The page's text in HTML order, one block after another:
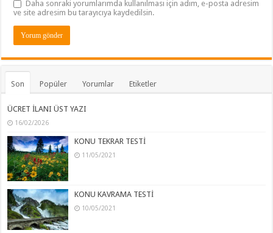
Daha sonraki yorumlarımda kullanılması için adım, e-posta adresim
ve site adresim bu tarayıcıya kaydedilsin.
Son Popüler Yorumlar Etiketler
ÜCRET İLANI ÜST YAZI
16/02/2026
KONU TEKRAR TESTİ
11/05/2021
KONU KAVRAMA TESTİ
10/05/2021